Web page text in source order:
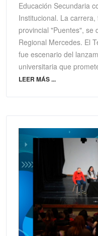
Educación Secundaria
Institucional. La
provincial "Puentes", se
Regional Mercedes. El
fue escenario del
universitaria que
LEER MÁS ...